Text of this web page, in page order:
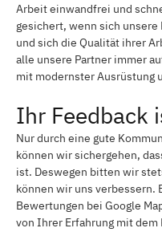
Arbeit einwandfrei und
gesichert, wenn sich
und sich die Qualität ihrer
alle unsere Partner immer
mit modernster Ausrüstung
Ihr Feedback
Nur durch eine gute
können wir sichergehen,
ist. Deswegen bitten wir
können wir uns verbessern.
Bewertungen bei Google
von Ihrer Erfahrung mit